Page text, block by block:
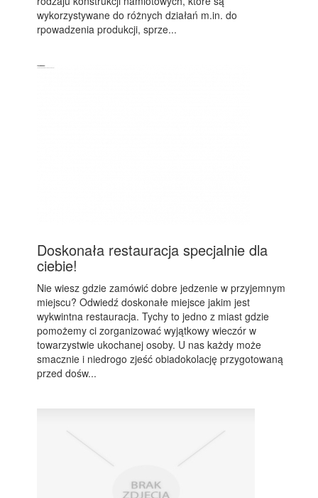
wykorzystywane do różnych działań m.in. do
rpowadzenia produkcji, sprze...
Doskonała restauracja specjalnie dla
ciebie!
Nie wiesz gdzie zamówić dobre jedzenie w przyjemnym
miejscu? Odwiedź doskonałe miejsce jakim jest
wykwintna restauracja. Tychy to jedno z miast gdzie
pomożemy ci zorganizować wyjątkowy wieczór w
towarzystwie ukochanej osoby. U nas każdy może
smacznie i niedrogo zjeść obiadokolację przygotowaną
przed dośw...